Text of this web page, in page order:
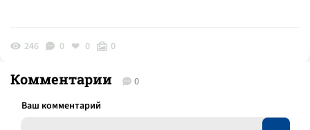
246 0 0 0
Комментарии 0